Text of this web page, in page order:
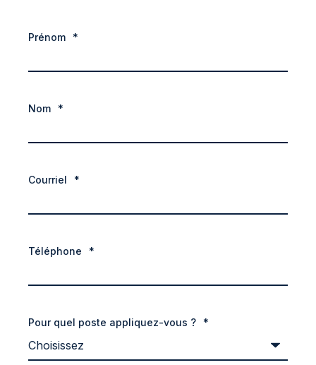
Prénom *
Nom *
Courriel *
Téléphone *
Pour quel poste appliquez-vous ? *